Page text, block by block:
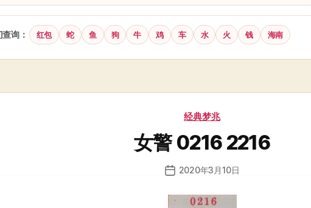
询： 红包 蛇 鱼 狗 牛 鸡 车 水 火 钱 海南
分
经典梦兆
女警 0216 2216
发
日
2020年3月10日